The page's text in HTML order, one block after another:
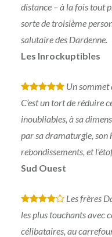
distance – à la fois tout
sorte de troisième
salutaire des Dardenne.
Les Inrockuptibles
* * * * *Un sommet
C’est un tort de réduire
inoubliables, à sa
par sa dramaturgie, son
rebondissements, et
Sud Ouest
* * * *
Les frères
les plus touchants avec
célibataires, au